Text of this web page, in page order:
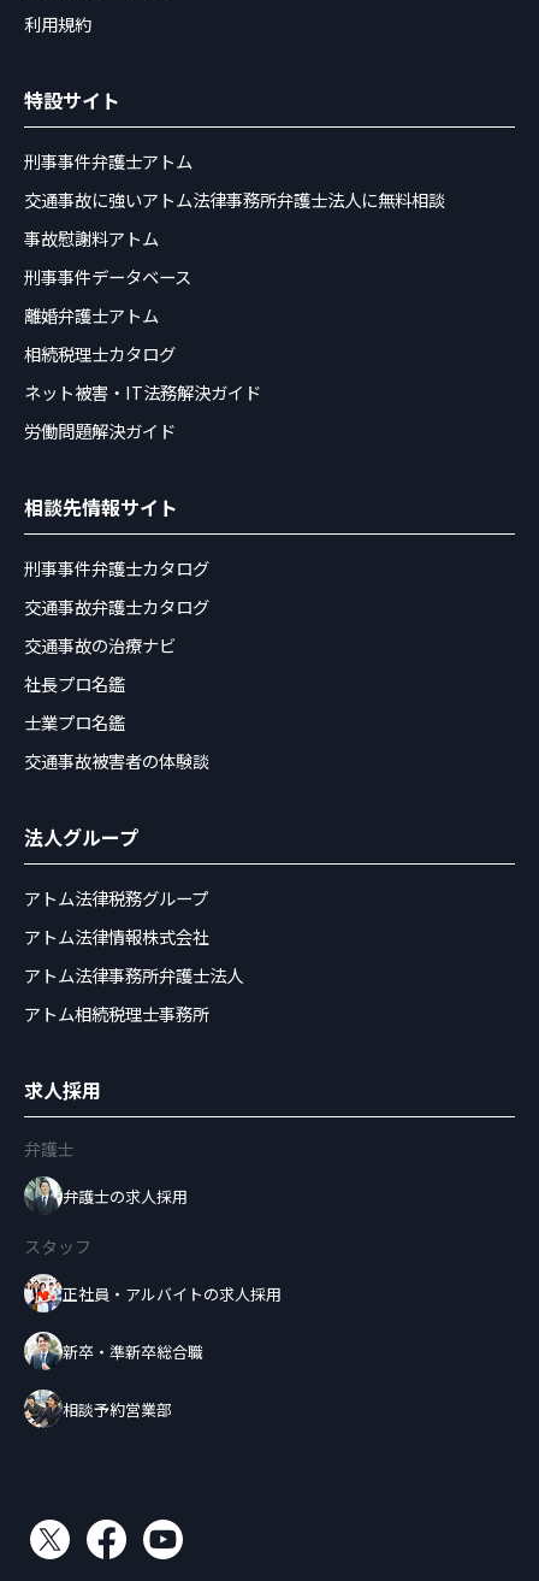
利用規約
特設サイト
刑事事件弁護士アトム
交通事故に強いアトム法律事務所弁護士法人に無料相談
事故慰謝料アトム
刑事事件データベース
離婚弁護士アトム
相続税理士カタログ
ネット被害・IT法務解決ガイド
労働問題解決ガイド
相談先情報サイト
刑事事件弁護士カタログ
交通事故弁護士カタログ
交通事故の治療ナビ
社長プロ名鑑
士業プロ名鑑
交通事故被害者の体験談
法人グループ
アトム法律税務グループ
アトム法律情報株式会社
アトム法律事務所弁護士法人
アトム相続税理士事務所
求人採用
弁護士
弁護士の求人採用
スタッフ
正社員・アルバイトの求人採用
新卒・準新卒総合職
相談予約営業部